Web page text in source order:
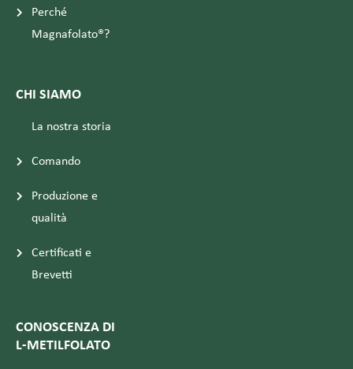
Perché
Magnafolato®?
CHI SIAMO
La nostra storia
Comando
Produzione e
qualità
Certificati e
Brevetti
CONOSCENZA DI
L-METILFOLATO